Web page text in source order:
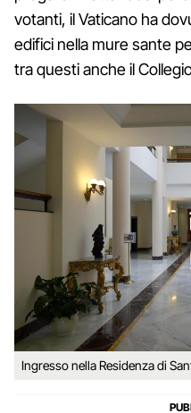
votanti, il Vaticano ha
edifici nella mure sante
tra questi anche il
Ingresso nella Residenza di